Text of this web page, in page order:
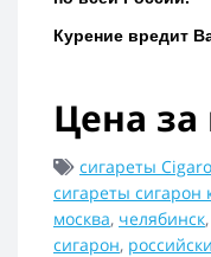
Курение вредит
Цена за
сигареты
сигареты сигарон
москва, челябинск,
сигарон,